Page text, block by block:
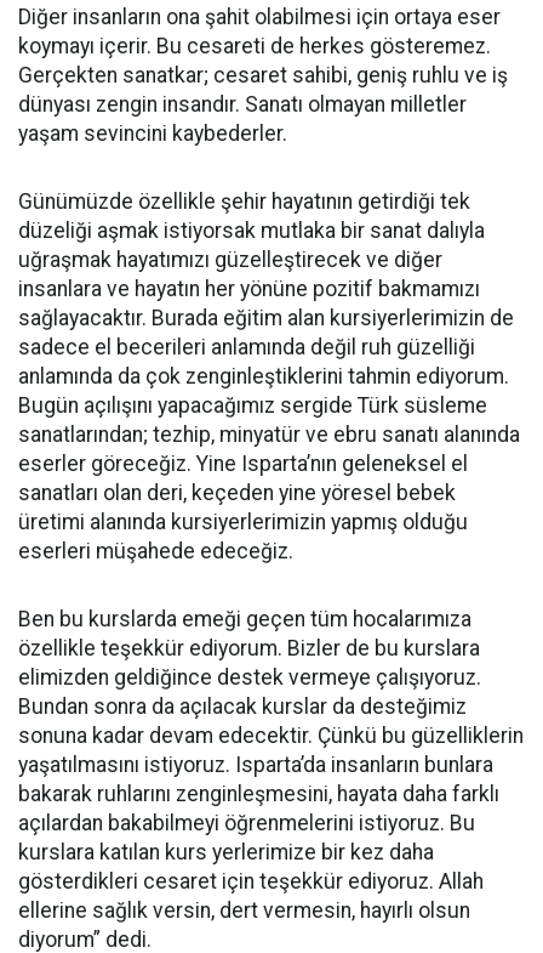
Diğer insanların ona şahit olabilmesi için ortaya eser
koymayı içerir. Bu cesareti de herkes gösteremez.
Gerçekten sanatkar; cesaret sahibi, geniş ruhlu ve iş
dünyası zengin insandır. Sanatı olmayan milletler
yaşam sevincini kaybederler.
Günümüzde özellikle şehir hayatının getirdiği tek
düzeliği aşmak istiyorsak mutlaka bir sanat dalıyla
uğraşmak hayatımızı güzelleştirecek ve diğer
insanlara ve hayatın her yönüne pozitif bakmamızı
sağlayacaktır. Burada eğitim alan kursiyerlerimizin de
sadece el becerileri anlamında değil ruh güzelliği
anlamında da çok zenginleştiklerini tahmin ediyorum.
Bugün açılışını yapacağımız sergide Türk süsleme
sanatlarından; tezhip, minyatür ve ebru sanatı alanında
eserler göreceğiz. Yine Isparta’nın geleneksel el
sanatları olan deri, keçeden yine yöresel bebek
üretimi alanında kursiyerlerimizin yapmış olduğu
eserleri müşahede edeceğiz.
Ben bu kurslarda emeği geçen tüm hocalarımıza
özellikle teşekkür ediyorum. Bizler de bu kurslara
elimizden geldiğince destek vermeye çalışıyoruz.
Bundan sonra da açılacak kurslar da desteğimiz
sonuna kadar devam edecektir. Çünkü bu güzelliklerin
yaşatılmasını istiyoruz. Isparta’da insanların bunlara
bakarak ruhlarını zenginleşmesini, hayata daha farklı
açılardan bakabilmeyi öğrenmelerini istiyoruz. Bu
kurslara katılan kurs yerlerimize bir kez daha
gösterdikleri cesaret için teşekkür ediyoruz. Allah
ellerine sağlık versin, dert vermesin, hayırlı olsun
diyorum” dedi.